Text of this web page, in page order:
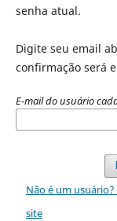
senha atual.
Digite seu email
confirmação será
E-mail do usuário
Não é um
site